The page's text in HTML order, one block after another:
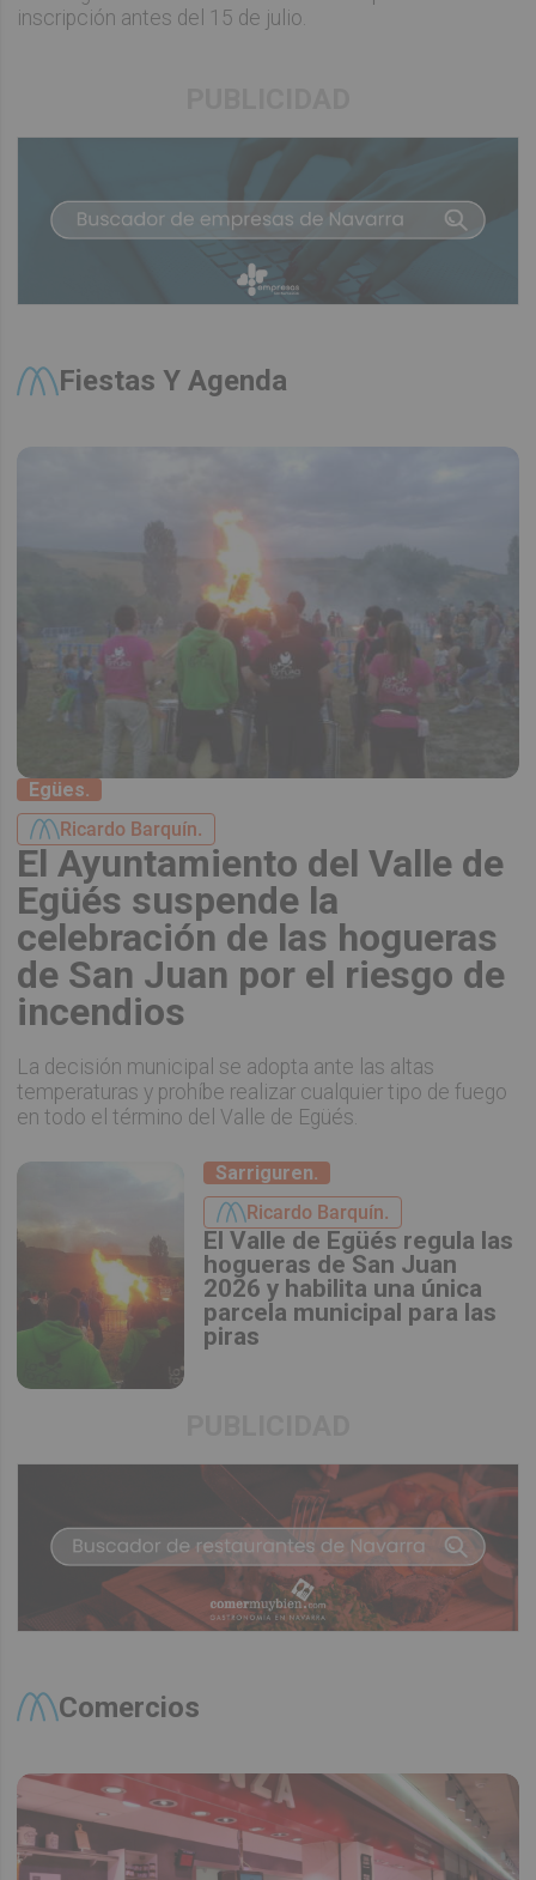
inscripción antes del 15 de julio.
Fiestas Y Agenda
Egües.
Ricardo Barquín.
El Ayuntamiento del Valle de
Egüés suspende la
celebración de las hogueras
de San Juan por el riesgo de
incendios
La decisión municipal se adopta ante las altas
temperaturas y prohíbe realizar cualquier tipo de fuego
en todo el término del Valle de Egüés.
Sarriguren.
Ricardo Barquín.
El Valle de Egüés regula las
hogueras de San Juan
2026 y habilita una única
parcela municipal para las
piras
Comercios